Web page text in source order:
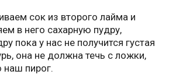
сок из второго лайма и
в него сахарную пудру,
пока у нас не получится густая
она не должна течь с ложки,
пирог.